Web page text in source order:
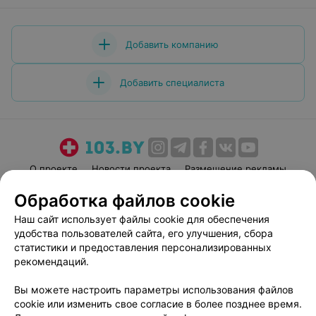
Добавить компанию
Добавить специалиста
О проекте Новости проекта
Размещение рекламы
Пользовательское соглашение
Способы оплаты
Вакансии
Партнеры
Написать руководителю 103.by
Персональные настройки cookie
Обработка персональных данных
Обработка файлов cookie
Наш сайт использует файлы cookie для обеспечения
удобства пользователей сайта, его улучшения, сбора
статистики и предоставления персонализированных
рекомендаций.
Вы можете настроить параметры использования файлов
cookie или изменить свое согласие в более позднее время.